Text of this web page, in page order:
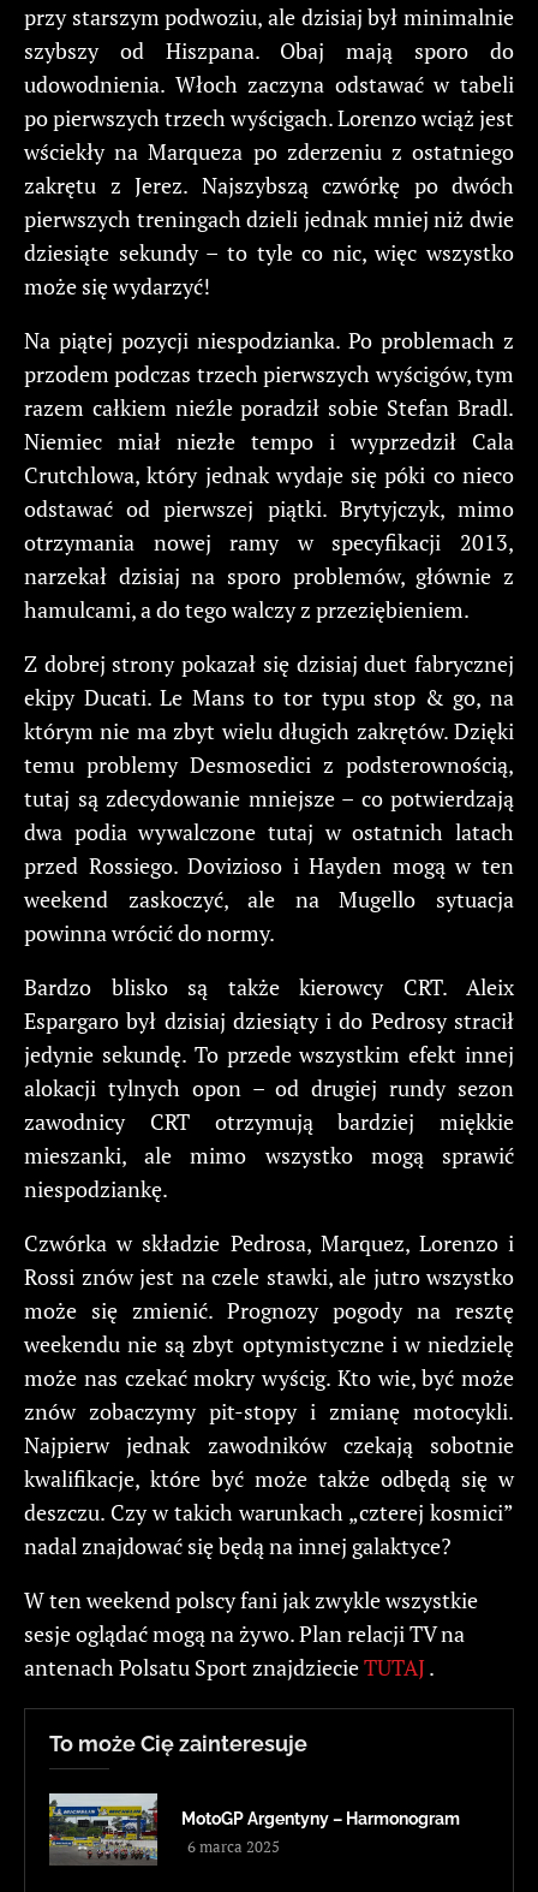
przy starszym podwoziu, ale dzisiaj był minimalnie
szybszy od Hiszpana. Obaj mają sporo do
udowodnienia. Włoch zaczyna odstawać w tabeli
po pierwszych trzech wyścigach. Lorenzo wciąż jest
wściekły na Marqueza po zderzeniu z ostatniego
zakrętu z Jerez. Najszybszą czwórkę po dwóch
pierwszych treningach dzieli jednak mniej niż dwie
dziesiąte sekundy – to tyle co nic, więc wszystko
może się wydarzyć!
Na piątej pozycji niespodzianka. Po problemach z
przodem podczas trzech pierwszych wyścigów, tym
razem całkiem nieźle poradził sobie Stefan Bradl.
Niemiec miał niezłe tempo i wyprzedził Cala
Crutchlowa, który jednak wydaje się póki co nieco
odstawać od pierwszej piątki. Brytyjczyk, mimo
otrzymania nowej ramy w specyfikacji 2013,
narzekał dzisiaj na sporo problemów, głównie z
hamulcami, a do tego walczy z przeziębieniem.
Z dobrej strony pokazał się dzisiaj duet fabrycznej
ekipy Ducati. Le Mans to tor typu stop & go, na
którym nie ma zbyt wielu długich zakrętów. Dzięki
temu problemy Desmosedici z podsterownością,
tutaj są zdecydowanie mniejsze – co potwierdzają
dwa podia wywalczone tutaj w ostatnich latach
przed Rossiego. Dovizioso i Hayden mogą w ten
weekend zaskoczyć, ale na Mugello sytuacja
powinna wrócić do normy.
Bardzo blisko są także kierowcy CRT. Aleix
Espargaro był dzisiaj dziesiąty i do Pedrosy stracił
jedynie sekundę. To przede wszystkim efekt innej
alokacji tylnych opon – od drugiej rundy sezon
zawodnicy CRT otrzymują bardziej miękkie
mieszanki, ale mimo wszystko mogą sprawić
niespodziankę.
Czwórka w składzie Pedrosa, Marquez, Lorenzo i
Rossi znów jest na czele stawki, ale jutro wszystko
może się zmienić. Prognozy pogody na resztę
weekendu nie są zbyt optymistyczne i w niedzielę
może nas czekać mokry wyścig. Kto wie, być może
znów zobaczymy pit-stopy i zmianę motocykli.
Najpierw jednak zawodników czekają sobotnie
kwalifikacje, które być może także odbędą się w
deszczu. Czy w takich warunkach „czterej kosmici”
nadal znajdować się będą na innej galaktyce?
W ten weekend polscy fani jak zwykle wszystkie
sesje oglądać mogą na żywo. Plan relacji TV na
antenach Polsatu Sport znajdziecieTUTAJ.
To może Cię zainteresuje
MotoGP Argentyny – Harmonogram
6 marca 2025